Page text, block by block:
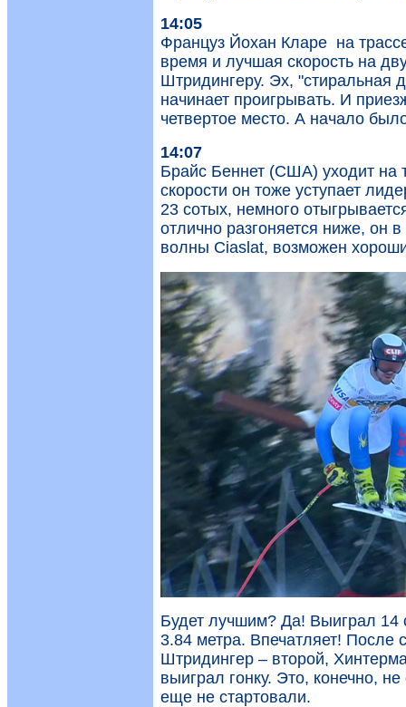
14:05
Француз Йохан Кларе на
время и лучшая скорость на
Штридингеру. Эх, "стиральная
начинает проигрывать. И
четвертое место. А начало
14:07
Брайс Беннет (США) уходит на
скорости он тоже уступает
23 сотых, немного
отлично разгоняется ниже, он
волны Ciaslat, возможен
Будет лучшим? Да! Выиграл 14
3.84 метра. Впечатляет! После
Штридингер – второй,
выиграл гонку. Это, конечно,
еще не стартовали.